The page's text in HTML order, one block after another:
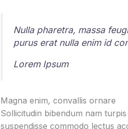
Nulla pharetra, massa
purus erat nulla enim id
Lorem Ipsum
Magna enim, convallis ornare
Sollicitudin bibendum nam
suspendisse commodo lectus